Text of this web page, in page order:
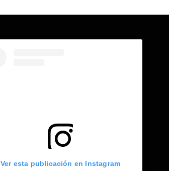
Ver esta publicación en Instagram